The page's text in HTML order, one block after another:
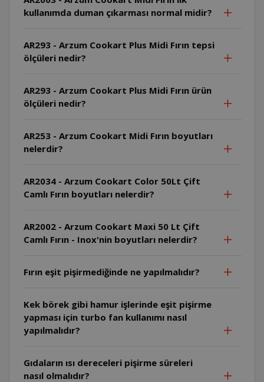
kullanımda duman çıkarması normal midir?
AR293 - Arzum Cookart Plus Midi Fırın tepsi
ölçüleri nedir?
AR293 - Arzum Cookart Plus Midi Fırın ürün
ölçüleri nedir?
AR253 - Arzum Cookart Midi Fırın boyutları
nelerdir?
AR2034 - Arzum Cookart Color 50Lt Çift
Camlı Fırın boyutları nelerdir?
AR2002 - Arzum Cookart Maxi 50 Lt Çift
Camlı Fırın - Inox'nin boyutları nelerdir?
Fırın eşit pişirmediğinde ne yapılmalıdır?
Kek börek gibi hamur işlerinde eşit pişirme
yapması için turbo fan kullanımı nasıl
yapılmalıdır?
Gıdaların ısı dereceleri pişirme süreleri
nasıl olmalıdır?